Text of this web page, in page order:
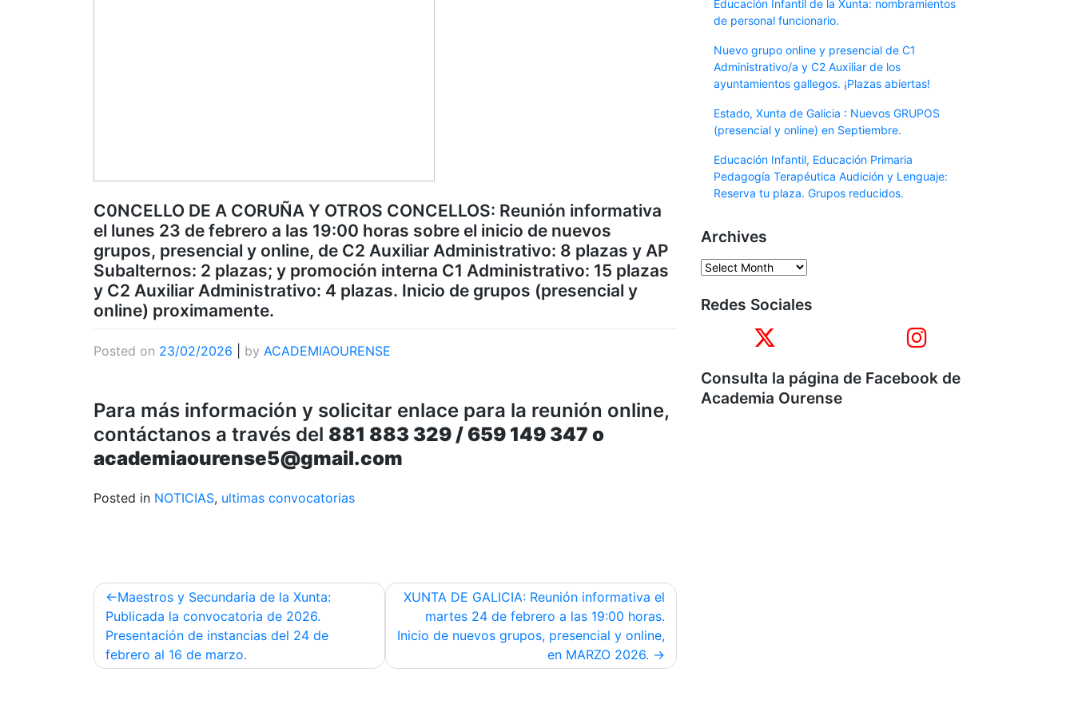
C0NCELLO DE A CORUÑA Y OTROS CONCELLOS: Reunión informativa
el lunes 23 de febrero a las 19:00 horas sobre el inicio de nuevos
grupos, presencial y online, de C2 Auxiliar Administrativo: 8 plazas y AP
Subalternos: 2 plazas; y promoción interna C1 Administrativo: 15 plazas
y C2 Auxiliar Administrativo: 4 plazas. Inicio de grupos (presencial y
online) proximamente.
Posted on 23/02/2026 by ACADEMIAOURENSE
Para más información y solicitar enlace para la reunión online,
contáctanos a través del 881 883 329 / 659 149 347 o
academiaourense5@gmail.com
Posted in NOTICIAS, ultimas convocatorias
Post
navigation
Maestros y Secundaria de la Xunta:
Publicada la convocatoria de 2026.
Presentación de instancias del 24 de
febrero al 16 de marzo.
XUNTA DE GALICIA: Reunión informativa el
martes 24 de febrero a las 19:00 horas.
Inicio de nuevos grupos, presencial y online,
en MARZO 2026.
Educación Infantil de la Xunta: nombramientos
de personal funcionario.
Nuevo grupo online y presencial de C1
Administrativo/a y C2 Auxiliar de los
ayuntamientos gallegos. ¡Plazas abiertas!
Estado, Xunta de Galicia : Nuevos GRUPOS
(presencial y online) en Septiembre.
Educación Infantil, Educación Primaria
Pedagogía Terapéutica Audición y Lenguaje:
Reserva tu plaza. Grupos reducidos.
Archives
Archives
Redes Sociales
Consulta la página de Facebook de
Academia Ourense